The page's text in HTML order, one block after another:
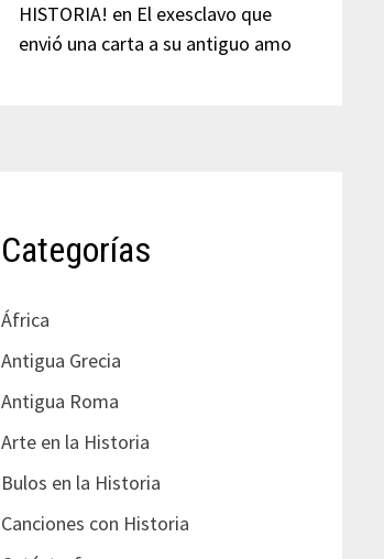
HISTORIA! en El exesclavo que
envió una carta a su antiguo amo
Categorías
África
Antigua Grecia
Antigua Roma
Arte en la Historia
Bulos en la Historia
Canciones con Historia